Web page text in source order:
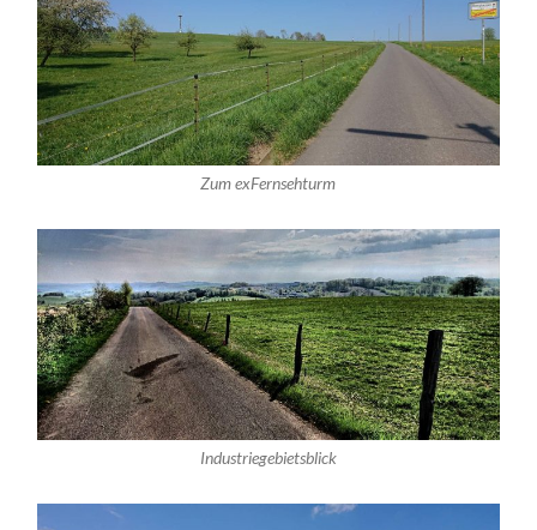
Zum exFernsehturm
Industriegebietsblick